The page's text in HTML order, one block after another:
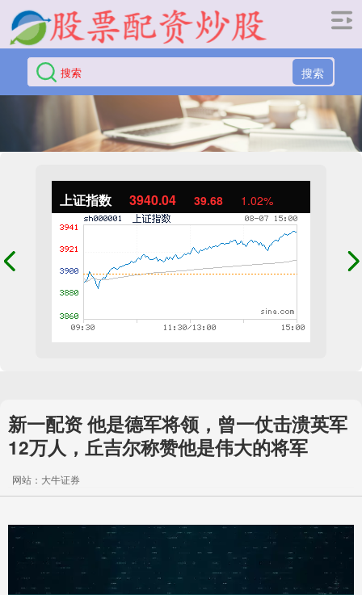
搜索
上证指数 3940.04 39.68 1.02%
新一配资 他是德军将领，曾一仗击溃英军
12万人，丘吉尔称赞他是伟大的将军
网站：大牛证券